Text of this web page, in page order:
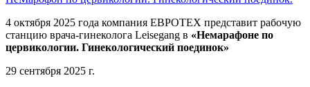
4 октября 2025 года компания ЕВРОТЕХ представит рабочую
станцию врача-гинеколога Leisegang в «Немарафоне по
цервикологии. Гинекологический поединок»
29 сентября 2025 г.